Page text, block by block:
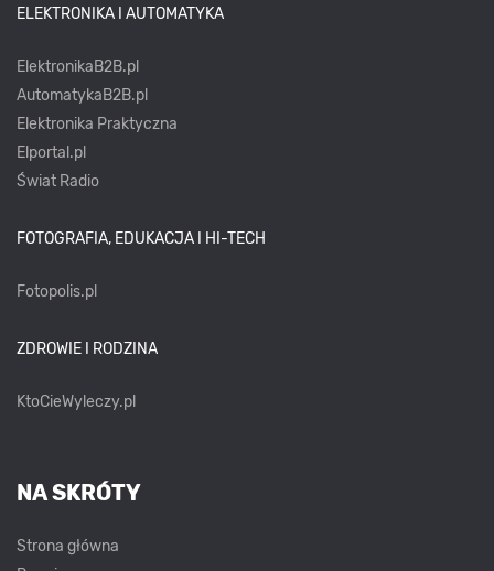
ELEKTRONIKA I AUTOMATYKA
ElektronikaB2B.pl
AutomatykaB2B.pl
Elektronika Praktyczna
Elportal.pl
Świat Radio
FOTOGRAFIA, EDUKACJA I HI-TECH
Fotopolis.pl
ZDROWIE I RODZINA
KtoCieWyleczy.pl
NA SKRÓTY
Strona główna